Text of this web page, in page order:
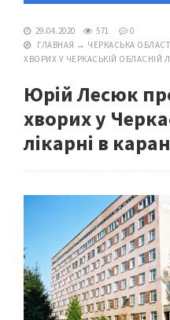
29.04.2020 571
0
ГЛАВНАЯ → ЧЕРКАСЬКА
ХВОРИХ У ЧЕРКАСЬКІЙ ОБЛАСНІЙ
Юрій Лесюк
хворих у
лікарні в